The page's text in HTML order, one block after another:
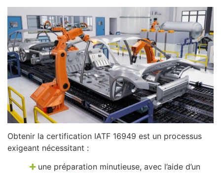
Obtenir la certification IATF 16949 est un processus
exigeant nécessitant :
une préparation minutieuse, avec l’aide d’un